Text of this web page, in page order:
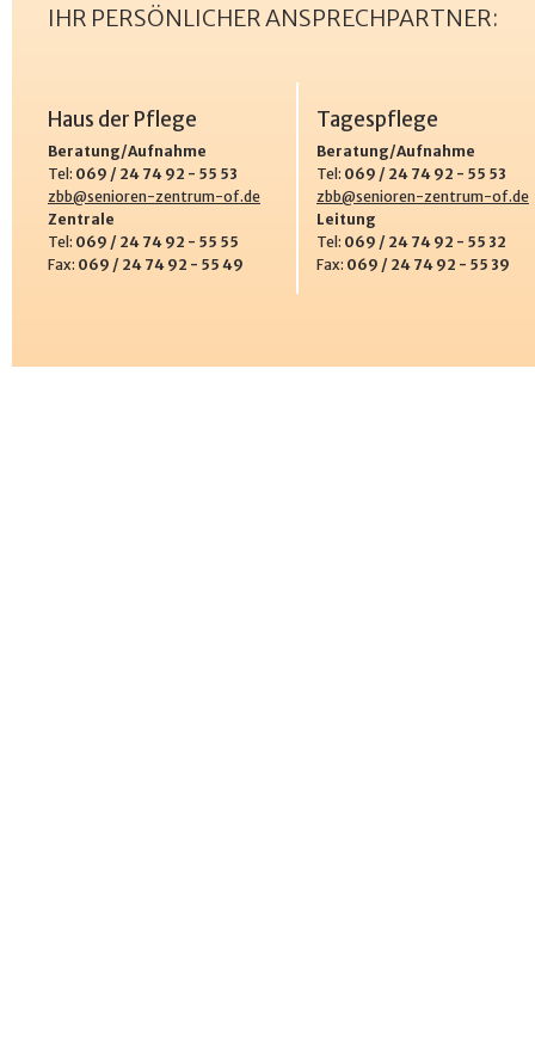
IHR PERSÖNLICHER ANSPRECHPARTNER:
Haus der Pflege
Beratung/Aufnahme
Tel: 069 / 24 74 92 - 55 53
zbb@senioren-zentrum-of.de
Zentrale
Tel: 069 / 24 74 92 - 55 55
Fax: 069 / 24 74 92 - 55 49
Tagespflege
Beratung/Aufnahme
Tel: 069 / 24 74 92 - 55 53
zbb@senioren-zentrum-of.de
Leitung
Tel: 069 / 24 74 92 - 55 32
Fax: 069 / 24 74 92 - 55 39